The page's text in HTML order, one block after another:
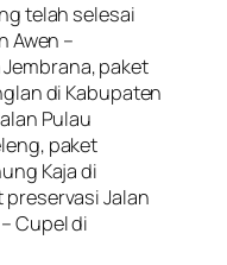
telah selesai
Awen –
paket
di Kabupaten
Pulau
paket
Kaja di
preservasi Jalan
Cupel di